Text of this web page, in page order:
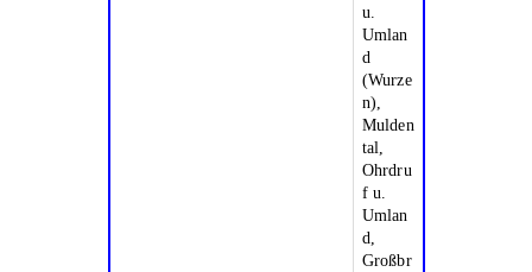
u.
Umlan
d
(Wurze
n),
Mulden
tal,
Ohrdru
f u.
Umlan
d,
Großbr